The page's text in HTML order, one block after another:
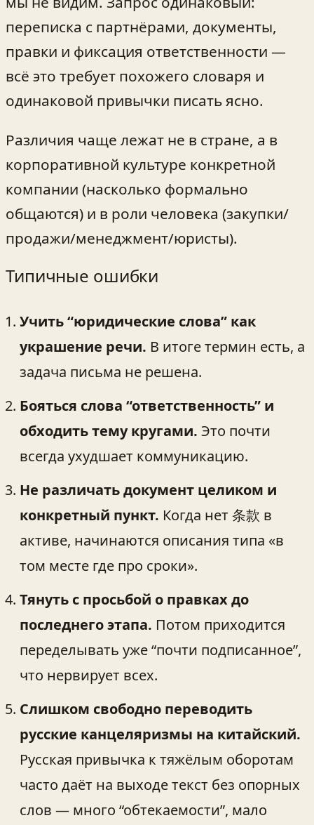
переписка с партнёрами, документы,
правки и фиксация ответственности —
всё это требует похожего словаря и
одинаковой привычки писать ясно.
Различия чаще лежат не в стране, а в
корпоративной культуре конкретной
компании (насколько формально
общаются) и в роли человека (закупки/
продажи/менеджмент/юристы).
Типичные ошибки
Учить “юридические слова” как
украшение речи. В итоге термин есть, а
задача письма не решена.
Бояться слова “ответственность” и
обходить тему кругами. Это почти
всегда ухудшает коммуникацию.
Не различать документ целиком и
конкретный пункт. Когда нет 条款 в
активе, начинаются описания типа «в
том месте где про сроки».
Тянуть с просьбой о правках до
последнего этапа. Потом приходится
переделывать уже “почти подписанное”,
что нервирует всех.
Слишком свободно переводить
русские канцеляризмы на китайский.
Русская привычка к тяжёлым оборотам
часто даёт на выходе текст без опорных
слов — много “обтекаемости”, мало